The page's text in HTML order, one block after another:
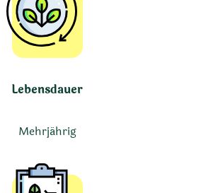
Lebensdauer
Mehrjährig